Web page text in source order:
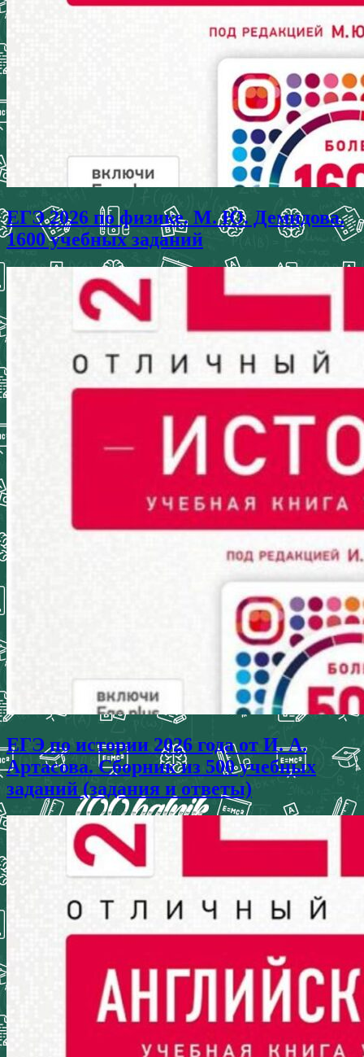
ЕГЭ 2026 по физике. М. Ю. Демидова.
1600 учебных заданий
ЕГЭ по истории 2026 года от И. А.
Артасова. Сборник из 500 учебных
заданий (задания и ответы)